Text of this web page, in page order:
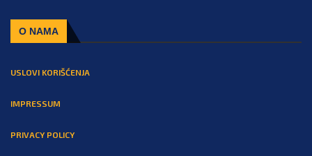
O NAMA
USLOVI KORIŠĆENJA
IMPRESSUM
PRIVACY POLICY